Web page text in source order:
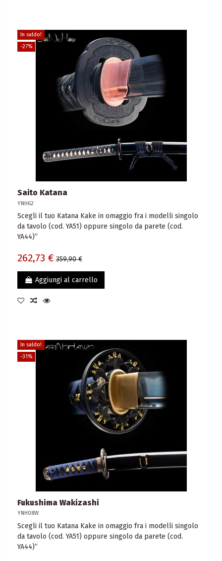
In saldo!
-27%
Saito Katana
YNH62
Scegli il tuo Katana Kake in omaggio fra i modelli singolo
da tavolo (cod. YA51) oppure singolo da parete (cod.
YA44)”
262,73 € 359,90 €
Aggiungi al carrello
In saldo!
-31%
Fukushima Wakizashi
YNH08W
Scegli il tuo Katana Kake in omaggio fra i modelli singolo
da tavolo (cod. YA51) oppure singolo da parete (cod.
YA44)”